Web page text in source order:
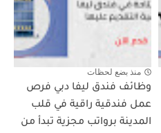
منذ بضع لحظات
وظائف فندق ليفا دبي فرص
عمل فندقية راقية في قلب
المدينة برواتب مجزية تبدأ من